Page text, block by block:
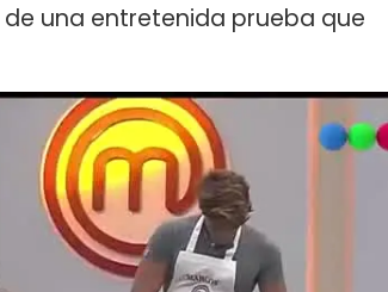
una entretenida prueba que